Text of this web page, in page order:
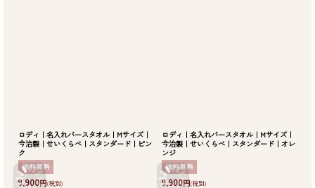
ロディ｜名入れバースタオル｜Mサイズ｜
今治製｜せいくらべ｜スタンダード｜ピン
ク
9,900円(税別)
ロディ｜名入れバースタオル｜Mサイズ｜
今治製｜せいくらべ｜スタンダード｜オレ
ンジ
9,900円(税別)